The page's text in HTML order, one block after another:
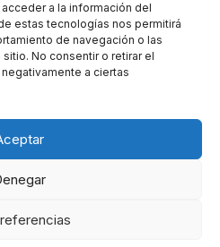
a la información del
estas tecnologías nos permitirá
de navegación o las
No consentir o retirar el
a ciertas
España 2025